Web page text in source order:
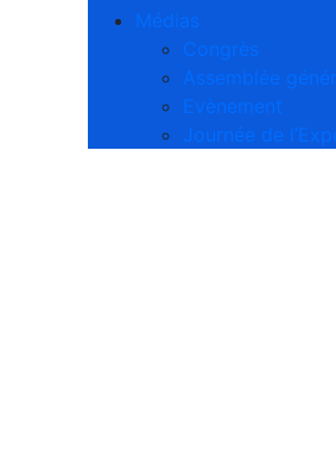
Médias
Congrès
Assemblée
Evènement
Journée de